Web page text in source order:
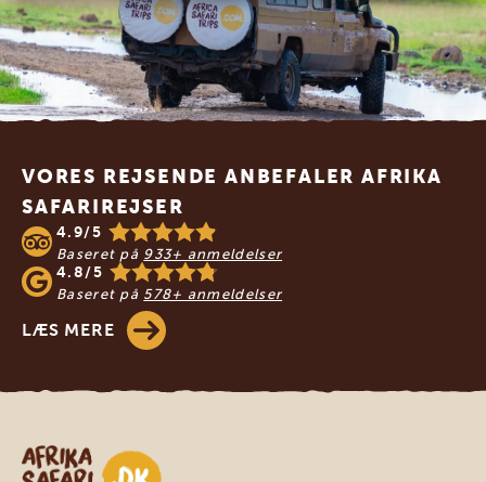
Footer
VORES REJSENDE ANBEFALER AFRIKA
SAFARIREJSER
4.9/5
Baseret på 933+ anmeldelser
4.8/5
Baseret på 578+ anmeldelser
LÆS MERE
Safari-rejser i Afrika